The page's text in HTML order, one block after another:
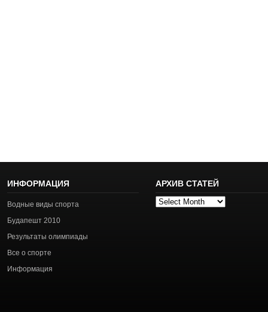
ИНФОРМАЦИЯ
Водные виды спорта
Будапешт 2010
Результаты олимпиады
Все о спорте
Информация
АРХИВ СТАТЕЙ
Архив